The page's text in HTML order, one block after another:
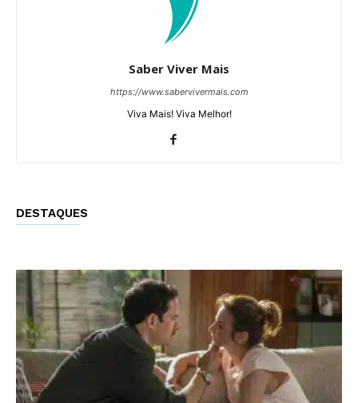
Saber Viver Mais
https://www.sabervivermais.com
Viva Mais! Viva Melhor!
DESTAQUES